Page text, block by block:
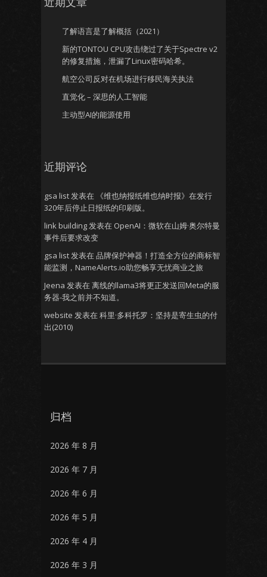
了解语言是了解概括（2021）
新的TONTOU CPU攻击绕过了关于Spectre v2
的修复措施，泄漏了Linux密码哈希。
航空公司反对在机场进行移民海关执法
直觉化 – 深思的人工智能
主动型AI的能源使用
近期评论
gsa list发表在
《维也纳报纸维也纳时报》在发行
320年后停止日报纸的印刷版。
link building发表在 OpenAI：微软在山姆·奥尔特曼
事件后要求改变
gsa list发表在 品牌保护神器！打造全方位的商标智
能监测，NameAlerts.io助您畅享无忧商业之旅
Jeena 发表在 离线的llama3将更正发送回Meta的服
务器-我之前并不知道。
website 发表在 科里·多科托罗：坚持是寄生虫的付
出(2010)
归档
2026 年 8 月
2026 年 7 月
2026 年 6 月
2026 年 5 月
2026 年 4 月
2026 年 3 月